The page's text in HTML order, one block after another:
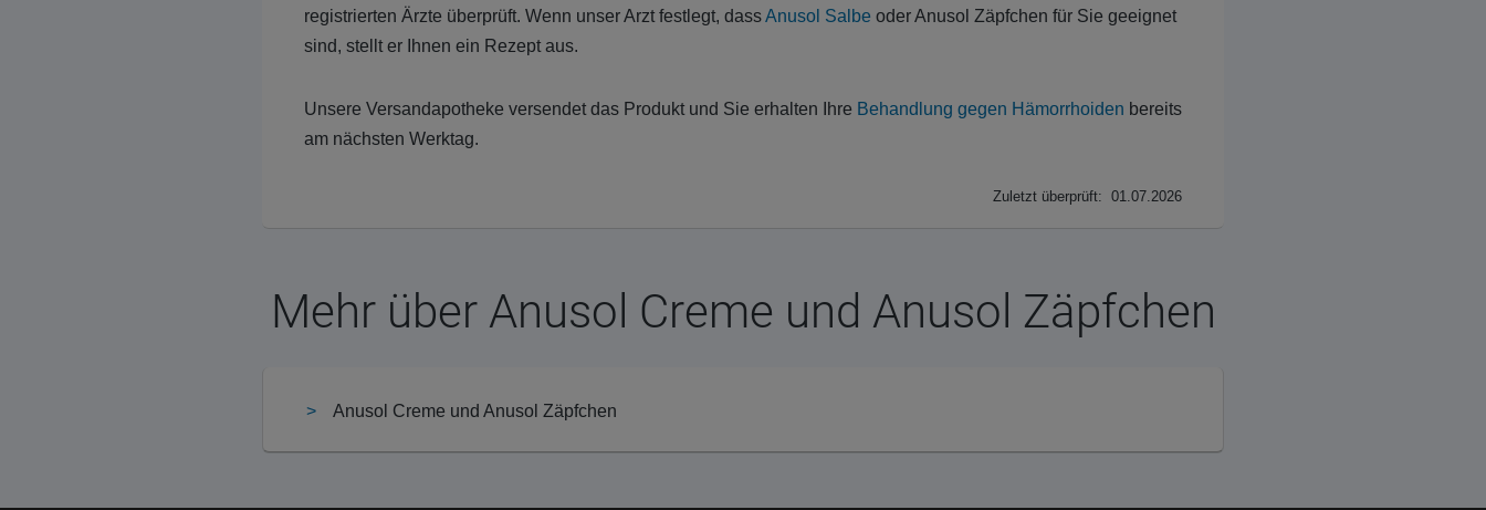
registrierten Ärzte überprüft. Wenn unser Arzt festlegt, dassAnusol Salbe oder Anusol Zäpfchen für Sie geeignet
sind, stellt er Ihnen ein Rezept aus.
Unsere Versandapotheke versendet das Produkt und Sie erhalten Ihre Behandlung gegen Hämorrhoiden bereits
am nächsten Werktag.
Zuletzt überprüft: 01.07.2026
Mehr über Anusol Creme und Anusol Zäpfchen
Anusol Creme und Anusol Zäpfchen